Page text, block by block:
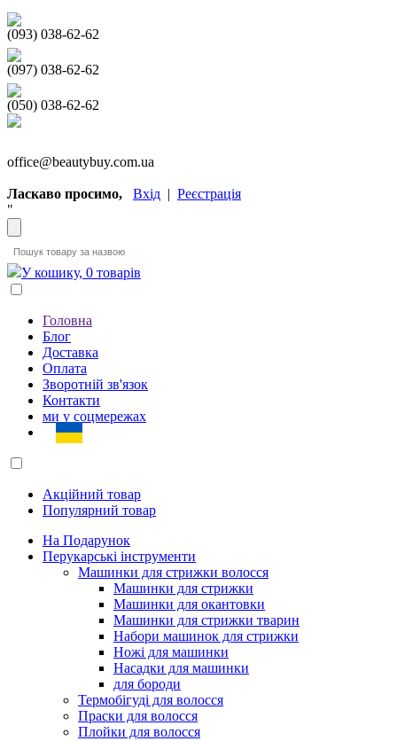
(093) 038-62-62
(097) 038-62-62
(050) 038-62-62
office@beautybuy.com.ua
Ласкаво просимо, Вхід | Реєстрація
"
У кошику, 0 товарів
Головна
Блог
Доставка
Оплата
Зворотній зв'язок
Контакти
ми у соцмережах
Акційний товар
Популярний товар
На Подарунок
Перукарські інструменти
Машинки для стрижки волосся
Машинки для стрижки
Машинки для окантовки
Машинки для стрижки тварин
Набори машинок для стрижки
Ножі для машинки
Насадки для машинки
для бороди
Термобігуді для волосся
Праски для волосся
Плойки для волосся